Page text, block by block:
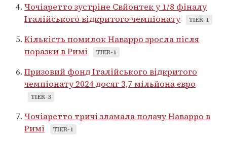
Чочіаретто зустріне Свйонтек у 1/8 фіналу
Італійського відкритого чемпіонату
TIER-1
Кількість помилок Наварро зросла після
поразки в Римі
TIER-1
Призовий фонд Італійського відкритого
чемпіонату 2024 досяг 3,7 мільйона євро
TIER-3
Чочіаретто тричі зламала подачу Наварро в
Римі
TIER-1